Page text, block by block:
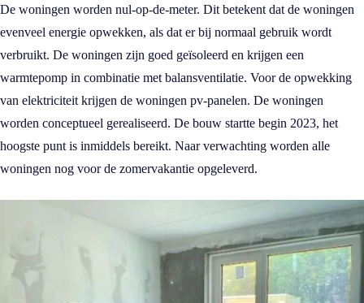
De woningen worden nul-op-de-meter. Dit betekent dat de woningen
evenveel energie opwekken, als dat er bij normaal gebruik wordt
verbruikt. De woningen zijn goed geïsoleerd en krijgen een
warmtepomp in combinatie met balansventilatie. Voor de opwekking
van elektriciteit krijgen de woningen pv-panelen. De woningen
worden conceptueel gerealiseerd. De bouw startte begin 2023, het
hoogste punt is inmiddels bereikt. Naar verwachting worden alle
woningen nog voor de zomervakantie opgeleverd.